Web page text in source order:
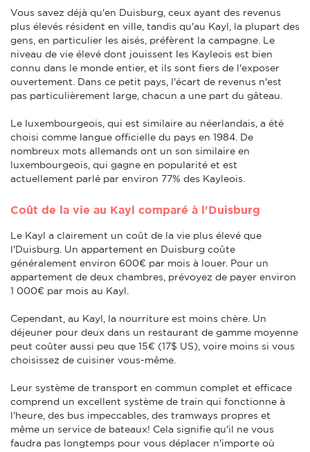
Vous savez déjà qu'en Duisburg, ceux ayant des revenus
plus élevés résident en ville, tandis qu'au Kayl, la plupart des
gens, en particulier les aisés, préfèrent la campagne. Le
niveau de vie élevé dont jouissent les Kayleois est bien
connu dans le monde entier, et ils sont fiers de l'exposer
ouvertement. Dans ce petit pays, l'écart de revenus n'est
pas particulièrement large, chacun a une part du gâteau.
Le luxembourgeois, qui est similaire au néerlandais, a été
choisi comme langue officielle du pays en 1984. De
nombreux mots allemands ont un son similaire en
luxembourgeois, qui gagne en popularité et est
actuellement parlé par environ 77% des Kayleois.
Coût de la vie au Kayl comparé à l'Duisburg
Le Kayl a clairement un coût de la vie plus élevé que
l'Duisburg. Un appartement en Duisburg coûte
généralement environ 600€ par mois à louer. Pour un
appartement de deux chambres, prévoyez de payer environ
1 000€ par mois au Kayl.
Cependant, au Kayl, la nourriture est moins chère. Un
déjeuner pour deux dans un restaurant de gamme moyenne
peut coûter aussi peu que 15€ (17$ US), voire moins si vous
choisissez de cuisiner vous-même.
Leur système de transport en commun complet et efficace
comprend un excellent système de train qui fonctionne à
l'heure, des bus impeccables, des tramways propres et
même un service de bateaux! Cela signifie qu'il ne vous
faudra pas longtemps pour vous déplacer n'importe où